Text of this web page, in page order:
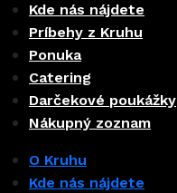
Kde nás nájdete
Príbehy z Kruhu
Ponuka
Catering
Darčekové poukážky
Nákupný zoznam
O Kruhu
Kde nás nájdete